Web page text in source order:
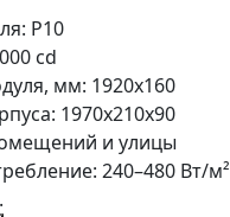
P10
cd
мм: 1920x160
1970x210x90
и улицы
240–480 Вт/м²